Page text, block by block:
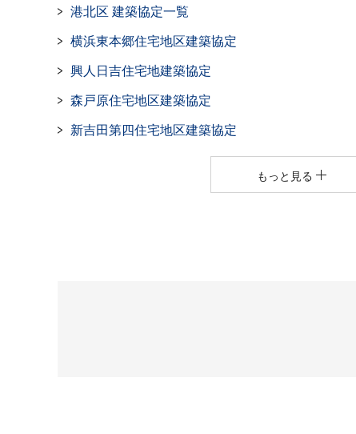
港北区 建築協定一覧
横浜東本郷住宅地区建築協定
興人日吉住宅地建築協定
森戸原住宅地区建築協定
新吉田第四住宅地区建築協定
もっと見る